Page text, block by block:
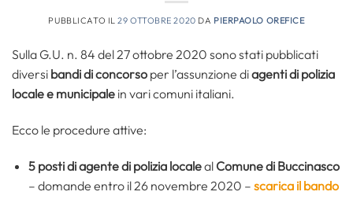
PUBBLICATO IL29 OTTOBRE 2020 DA PIERPAOLO OREFICE
Sulla G.U. n. 84 del 27 ottobre 2020 sono stati pubblicati
diversi bandi di concorso per l’assunzione diagenti di polizia
locale e municipale in vari comuni italiani.
Ecco le procedure attive:
5 posti di agente di polizia localeal Comune di Buccinasco
– domande entro il 26 novembre 2020 – scarica il bando